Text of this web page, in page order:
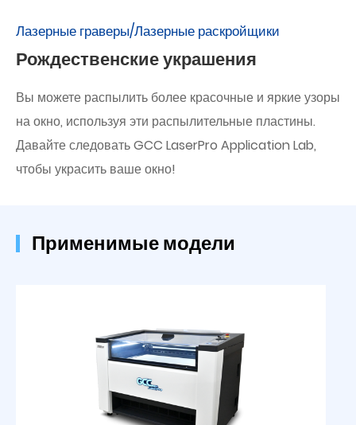
Лазерные граверы/Лазерные раскройщики
Рождественские украшения
Вы можете распылить более красочные и яркие узоры
на окно, используя эти распылительные пластины.
Давайте следовать GCC LaserPro Application Lab,
чтобы украсить ваше окно!
Применимые модели